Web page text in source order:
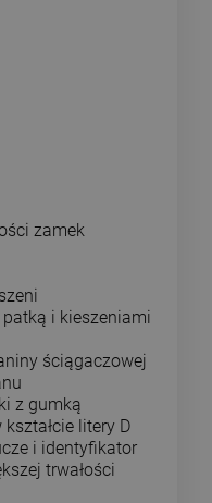
zamek
i kieszeniami
ściągaczowej
z gumką
litery D
i identyfikator
trwałości